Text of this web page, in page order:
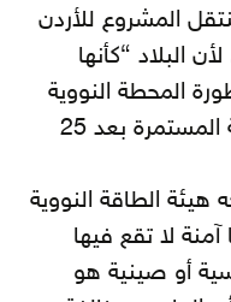
المشروع للأردن
البلاد “كأنها
المحطة النووية
بعد أن أصبح بحاجة إلى الصيانة المستمرة بعد 25
الطاقة النووية
لا تقع فيها
أو صينية هو